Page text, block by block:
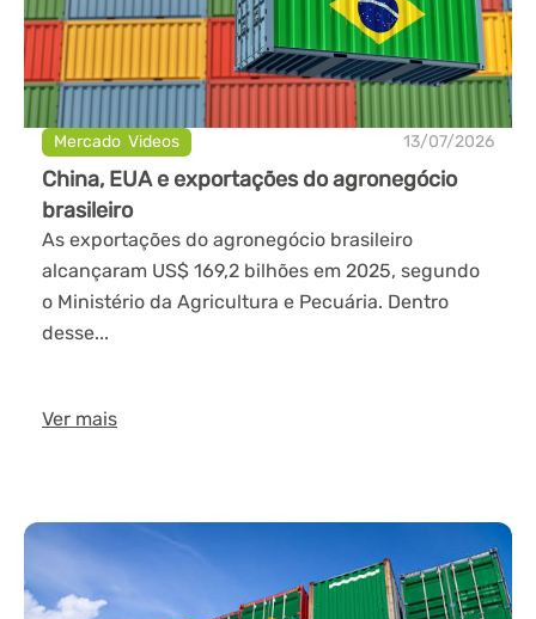
Mercado,Videos 13/07/2026
China, EUA e exportações do agronegócio
brasileiro
As exportações do agronegócio brasileiro
alcançaram US$ 169,2 bilhões em 2025, segundo
o Ministério da Agricultura e Pecuária. Dentro
desse...
Ver mais